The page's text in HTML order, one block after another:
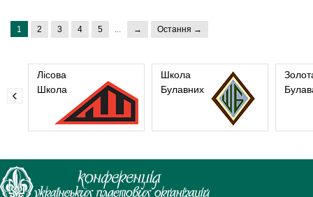
1 2 3 4 5 ... → Остання →
Лісова
Школа
Школа
Булавних
‹